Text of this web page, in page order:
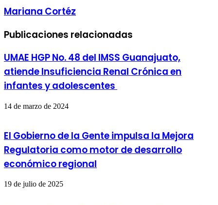
Mariana Cortéz
Publicaciones relacionadas
UMAE HGP No. 48 del IMSS Guanajuato,
atiende Insuficiencia Renal Crónica en
infantes y adolescentes
14 de marzo de 2024
El Gobierno de la Gente impulsa la Mejora
Regulatoria como motor de desarrollo
económico regional
19 de julio de 2025